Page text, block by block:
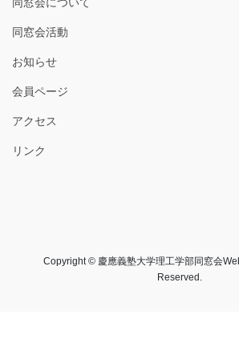
同窓会活動
お知らせ
会員ページ
アクセス
リンク
Copyright © 慶應義塾大学理工学部同窓会
Reserved.